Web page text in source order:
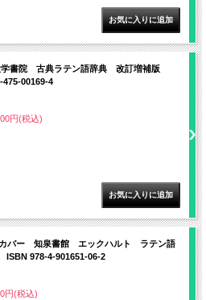
学書院 古典ラテン語辞典 改訂増補版
475-00169-4
円(税込)
カバー 知泉書館 エックハルト ラテン語
978-4-901651-06-2
円(税込)